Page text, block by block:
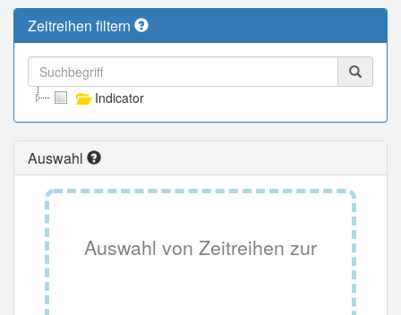
Zeitreihen filtern
Indicator
Auswahl
Auswahl von Zeitreihen zur